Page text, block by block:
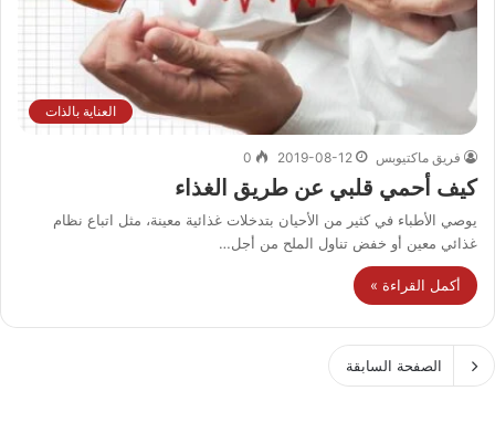
العناية بالذات
فريق ماكتيوبس 2019-08-12
0
كيف أحمي قلبي عن طريق الغذاء
يوصي الأطباء في كثير من الأحيان بتدخلات غذائية معينة، مثل اتباع نظام
غذائي معين أو خفض تناول الملح من أجل…
أكمل القراءة »
الصفحة السابقة